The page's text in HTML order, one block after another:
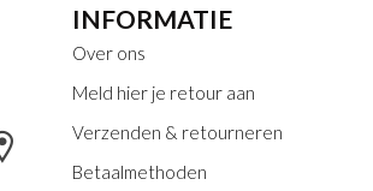
INFORMATIE
Over ons
Meld hier je retour aan
Verzenden & retourneren
Betaalmethoden